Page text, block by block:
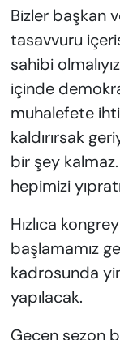
Bizler başkan
tasavvuru
sahibi
içinde
muhalefete
kaldırırsak
bir şey
hepimizi
Hızlıca
başlamamız
kadrosunda
yapılacak.
Geçen sezon